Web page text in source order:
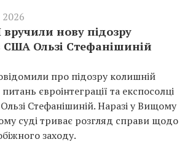
нову підозру
США Ользі Стефанішиній
про підозру колишній
євроінтеграції та експосолці
Стефанішиній. Наразі у Вищому
суді триває розгляд справи щодо
заходу.